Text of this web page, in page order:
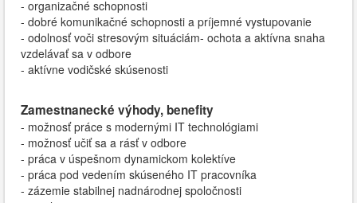
- organizačné schopnosti
- dobré komunikačné schopnosti a príjemné vystupovanie
- odolnosť voči stresovým situáciám- ochota a aktívna snaha
vzdelávať sa v odbore
- aktívne vodičské skúsenosti
Zamestnanecké výhody, benefity
- možnosť práce s modernými IT technológiami
- možnosť učiť sa a rásť v odbore
- práca v úspešnom dynamickom kolektíve
- práca pod vedením skúseného IT pracovníka
​​- zázemie stabilnej nadnárodnej spoločnosti